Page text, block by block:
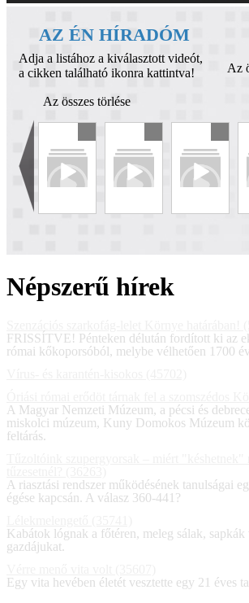
AZ ÉN HÍRADÓM
Adja a listához a kiválasztott videót,
a cikken található ikonra kattintva!
Az
Az összes törlése
Népszerű hírek
FRISSÍTVE! Pénteken délután fordított ki az
római kőkoporsóból, melybe vélhetően 1700
A Magyar Nemzeti Múzeum, a pécsi és
miskolci múzeum, Kuny Domokos Múzeum
feltárás.
A riasztási rendszer működésének tanulságai
égése kapcsán. A válasz 360-441?
Kabátok lógnak a főtéren, meleg sálak,
gazdájukat.
Egy vita hevében életét vesztette egy 21 éves